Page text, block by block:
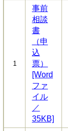
1
事前
相談
書
（申
込
票）
[Word
ファ
イル
／
35KB]